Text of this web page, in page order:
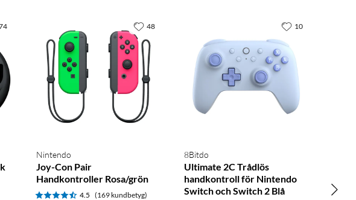
Nintendo
Joy-Con Pair
Handkontroller Rosa/grön
4.5 (169 kundbetyg)
48
8Bitdo
Ultimate 2C Trådlös
handkontroll för Nintendo
Switch och Switch 2 Blå
10